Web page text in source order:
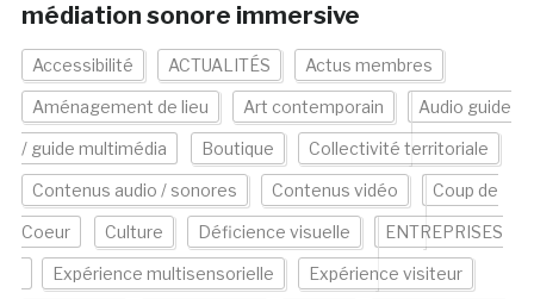
médiation sonore immersive
Accessibilité ACTUALITÉS Actus membres
Aménagement de lieu Art contemporain Audio guide
/ guide multimédia Boutique Collectivité territoriale
Contenus audio / sonores Contenus vidéo Coup de
Coeur Culture Déficience visuelle ENTREPRISES
Expérience multisensorielle Expérience visiteur